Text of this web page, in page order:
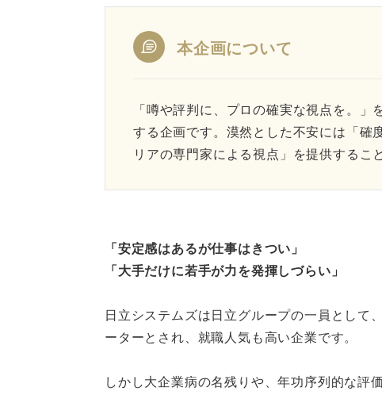
本企画について
「噂や評判に、プロの確実な視点を。
する企画です。漠然とした不安には「確
リアの専門家による視点」を提供するこ
「安定感はあるが仕事はきつい」
「大手だけに若手が力を発揮しづらい」
日立システムズは日立グループの一員として
ーターとされ、就職人気も高い企業です。
しかし大企業病の名残りや、年功序列的な評